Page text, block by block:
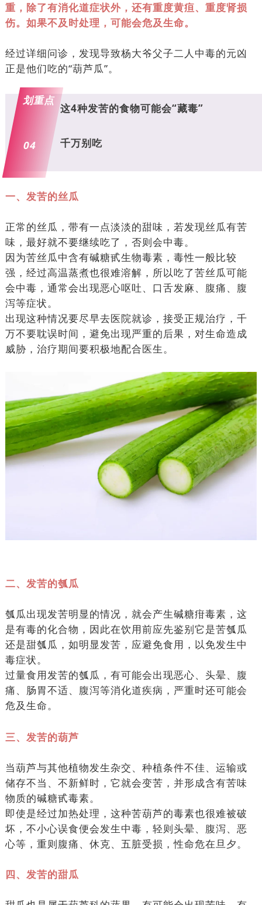
重，除了有消化道症状外，还有重度黄疸、重度肾损
伤。如果不及时处理，可能会危及生命。
经过详细问诊，发现导致杨大爷父子二人中毒的元凶
正是他们吃的“葫芦瓜”。
划重点
04
这4种发苦的食物可能会“藏毒”
千万别吃
一、发苦的丝瓜
正常的丝瓜，带有一点淡淡的甜味，若发现丝瓜有苦
味，最好就不要继续吃了，否则会中毒。
因为苦丝瓜中含有碱糖甙生物毒素，毒性一般比较
强，经过高温蒸煮也很难溶解，所以吃了苦丝瓜可能
会中毒，通常会出现恶心呕吐、口舌发麻、腹痛、腹
泻等症状。
出现这种情况要尽早去医院就诊，接受正规治疗，千
万不要耽误时间，避免出现严重的后果，对生命造成
威胁，治疗期间要积极地配合医生。
二、发苦的瓠瓜
瓠瓜出现发苦明显的情况，就会产生碱糖疳毒素，这
是有毒的化合物，因此在饮用前应先鉴别它是苦瓠瓜
还是甜瓠瓜，如明显发苦，应避免食用，以免发生中
毒症状。
过量食用发苦的瓠瓜，有可能会出现恶心、头晕、腹
痛、肠胃不适、腹泻等消化道疾病，严重时还可能会
危及生命。
三、发苦的葫芦
当葫芦与其他植物发生杂交、种植条件不佳、运输或
储存不当、不新鲜时，它就会变苦，并形成含有苦味
物质的碱糖甙毒素。
即使是经过加热处理，这种苦葫芦的毒素也很难被破
坏，不小心误食便会发生中毒，轻则头晕、腹泻、恶
心等，重则腹痛、休克、五脏受损，性命危在旦夕。
四、发苦的甜瓜